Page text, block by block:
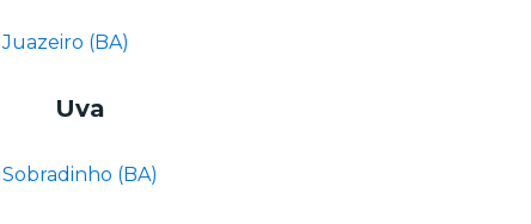
Juazeiro (BA)
Uva
Sobradinho (BA)